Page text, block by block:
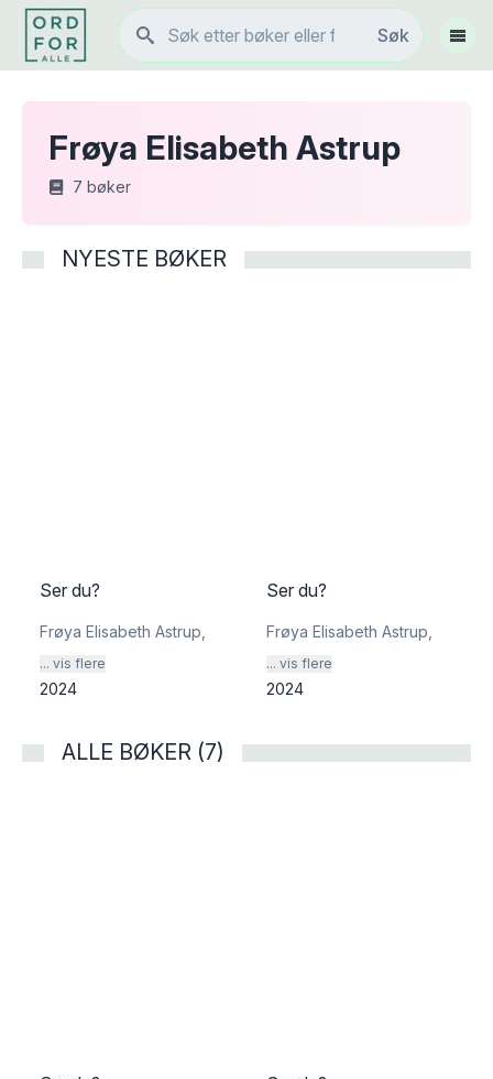
Søk
Søk
Vis
Frøya Elisabeth Astrup
7 bøker
NYESTE BØKER
Ser du?
Frøya Elisabeth Astrup
... vis flere
2024
Ser du?
Frøya Elisabeth Astrup
... vis flere
2024
ALLE BØKER (7)